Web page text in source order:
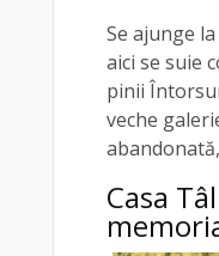
Se ajunge
aici se suie
pinii
veche
Casa